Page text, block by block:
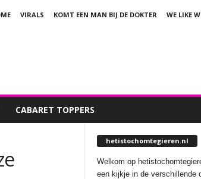
VIRALS KOMT EEN MAN BIJ DE DOKTER WE LIKE
CABARET TOPPERS
hetistochomtegieren.nl
Welkom op
een kijkje in de verschillende